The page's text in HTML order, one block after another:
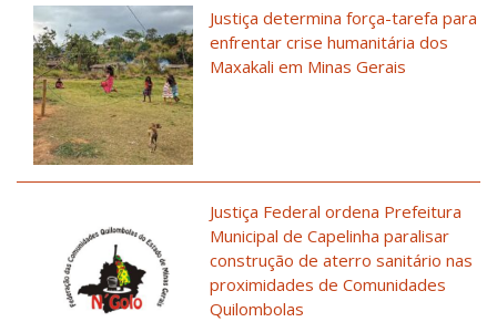
Justiça determina força-tarefa para
enfrentar crise humanitária dos
Maxakali em Minas Gerais
Justiça Federal ordena Prefeitura
Municipal de Capelinha paralisar
construção de aterro sanitário nas
proximidades de Comunidades
Quilombolas